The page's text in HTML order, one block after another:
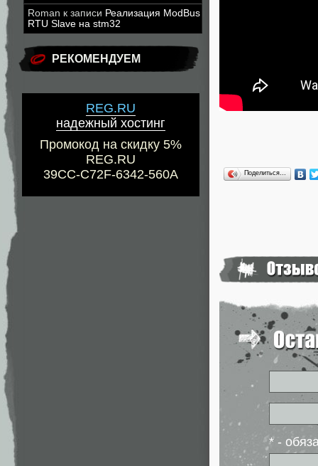
Roman к записи Реализация ModBus
RTU Slave на stm32
РЕКОМЕНДУЕМ
REG.RU
надежный хостинг
Промокод на скидку 5%
REG.RU
39CC-C72F-6342-560A
появился
Поделиться…
* -